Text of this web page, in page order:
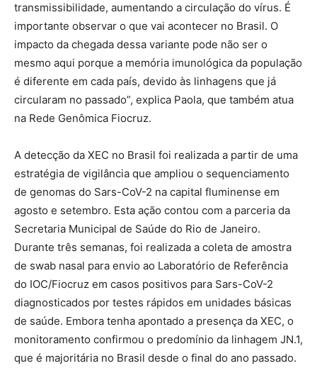
transmissibilidade, aumentando a circulação do vírus. É
importante observar o que vai acontecer no Brasil. O
impacto da chegada dessa variante pode não ser o
mesmo aqui porque a memória imunológica da população
é diferente em cada país, devido às linhagens que já
circularam no passado”, explica Paola, que também atua
na Rede Genômica Fiocruz.
A detecção da XEC no Brasil foi realizada a partir de uma
estratégia de vigilância que ampliou o sequenciamento
de genomas do Sars-CoV-2 na capital fluminense em
agosto e setembro. Esta ação contou com a parceria da
Secretaria Municipal de Saúde do Rio de Janeiro.
Durante três semanas, foi realizada a coleta de amostra
de swab nasal para envio ao Laboratório de Referência
do IOC/Fiocruz em casos positivos para Sars-CoV-2
diagnosticados por testes rápidos em unidades básicas
de saúde. Embora tenha apontado a presença da XEC, o
monitoramento confirmou o predomínio da linhagem JN.1,
que é majoritária no Brasil desde o final do ano passado.